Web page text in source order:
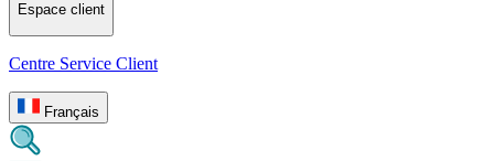
Espace client
Centre Service Client
Français